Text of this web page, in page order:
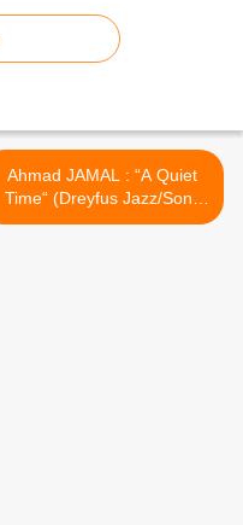
Ahmad JAMAL : “A Quiet
Time“ (Dreyfus Jazz/Sony
Music) >